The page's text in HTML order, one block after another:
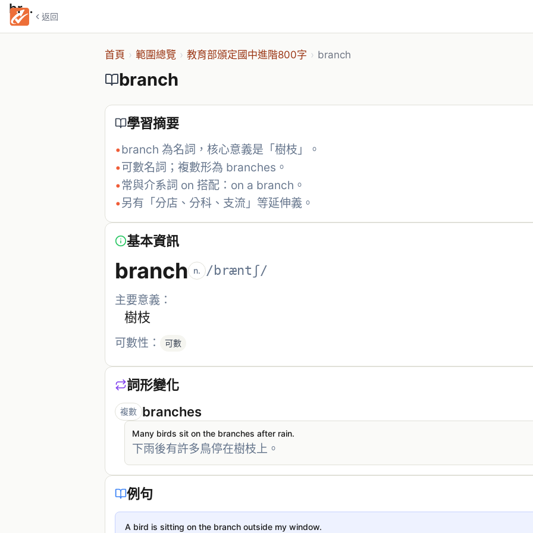
返回
branch
首頁 › 範圍總覽 › 教育部頒定國中進階800字 › branch
branch
學習摘要
•branch 為名詞，核心意義是「樹枝」。
•可數名詞；複數形為 branches。
•常與介系詞 on 搭配：on a branch。
•另有「分店、分科、支流」等延伸義。
基本資訊
branch n. /bræntʃ/
主要意義：
樹枝
可數性： 可數
詞形變化
複數 branches
Many birds sit on the branches after rain.
下雨後有許多鳥停在樹枝上。
例句
A bird is sitting on the branch outside my window.